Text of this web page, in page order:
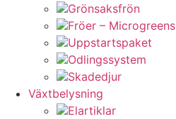
Grönsaksfrön
Fröer – Microgreens
Uppstartspaket
Odlingssystem
Skadedjur
Växtbelysning
Elartiklar